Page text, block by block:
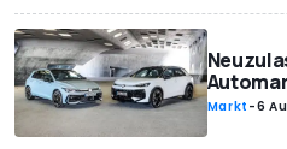
Markt -6